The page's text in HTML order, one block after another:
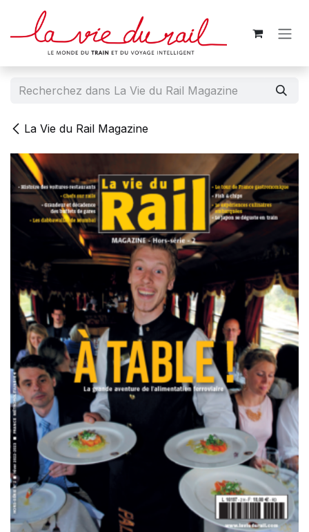
Se rendre au contenu
La Vie du Rail Magazine